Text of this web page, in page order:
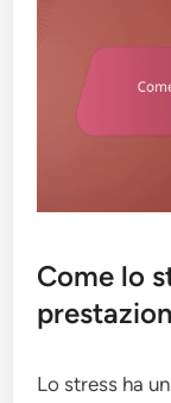
Come lo
Lo stress ha